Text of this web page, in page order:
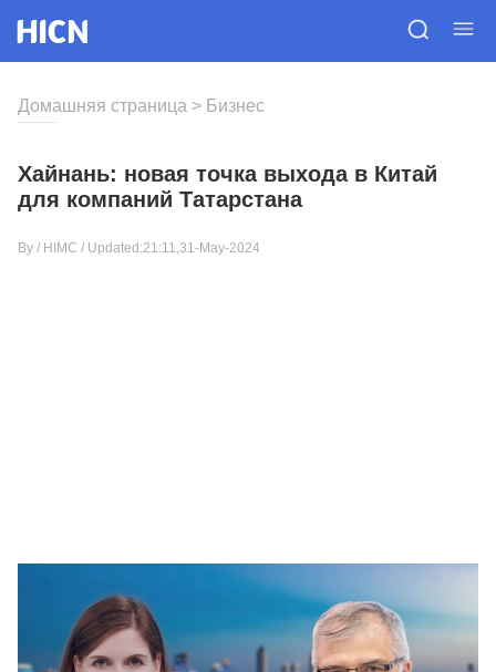
Домашняя страница > Бизнес
Хайнань: новая точка выхода в Китай
для компаний Татарстана
By / HIMC / Updated:21:11,31-May-2024